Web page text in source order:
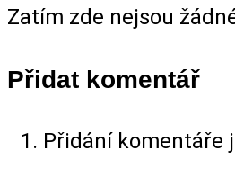
Zatím zde nejsou
Přidat komentář
Přidání komentáře